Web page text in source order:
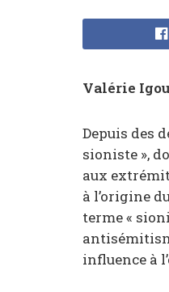
Valérie
Depuis des
sioniste »,
aux
à l’origine
terme «
influence à